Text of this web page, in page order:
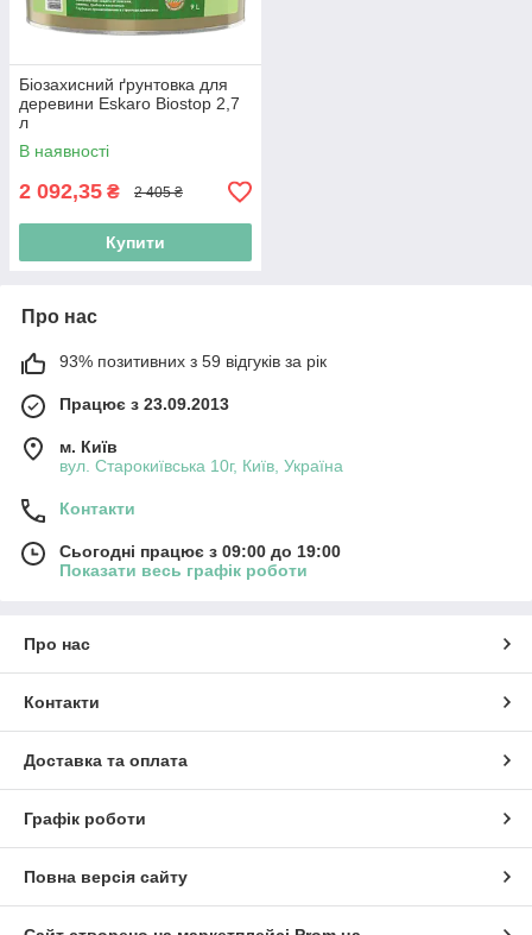
Біозахисний ґрунтовка для
деревини Eskaro Biostop 2,7
л
В наявності
2 092,35 ₴ 2 405 ₴
Купити
Про нас
93% позитивних з 59 відгуків за рік
Працює з 23.09.2013
м. Київ
вул. Старокиївська 10г, Київ, Україна
Контакти
Сьогодні працює з 09:00 до 19:00
Показати весь графік роботи
Про нас
Контакти
Доставка та оплата
Графік роботи
Повна версія сайту